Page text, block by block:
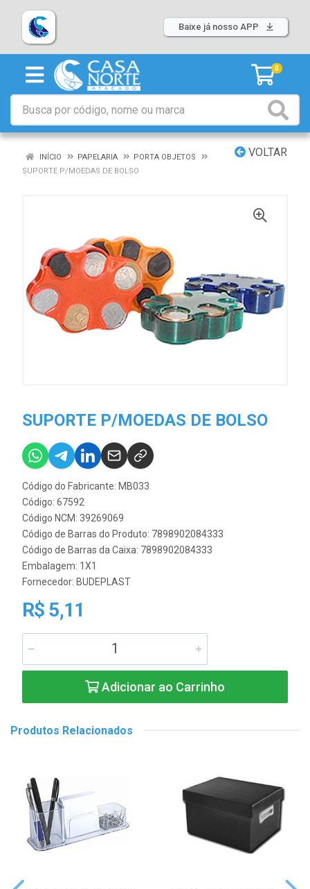
Baixe já nosso APP
0
VOLTAR
INÍCIO PAPELARIA
PORTA OBJETOS
SUPORTE P/MOEDAS DE BOLSO
SUPORTE P/MOEDAS DE BOLSO
Código do Fabricante: MB033
Código: 67592
Código NCM: 39269069
Código de Barras do Produto: 7898902084333
Código de Barras da Caixa: 7898902084333
Embalagem: 1X1
Fornecedor: BUDEPLAST
R$ 5,11
Adicionar ao Carrinho
Produtos Relacionados